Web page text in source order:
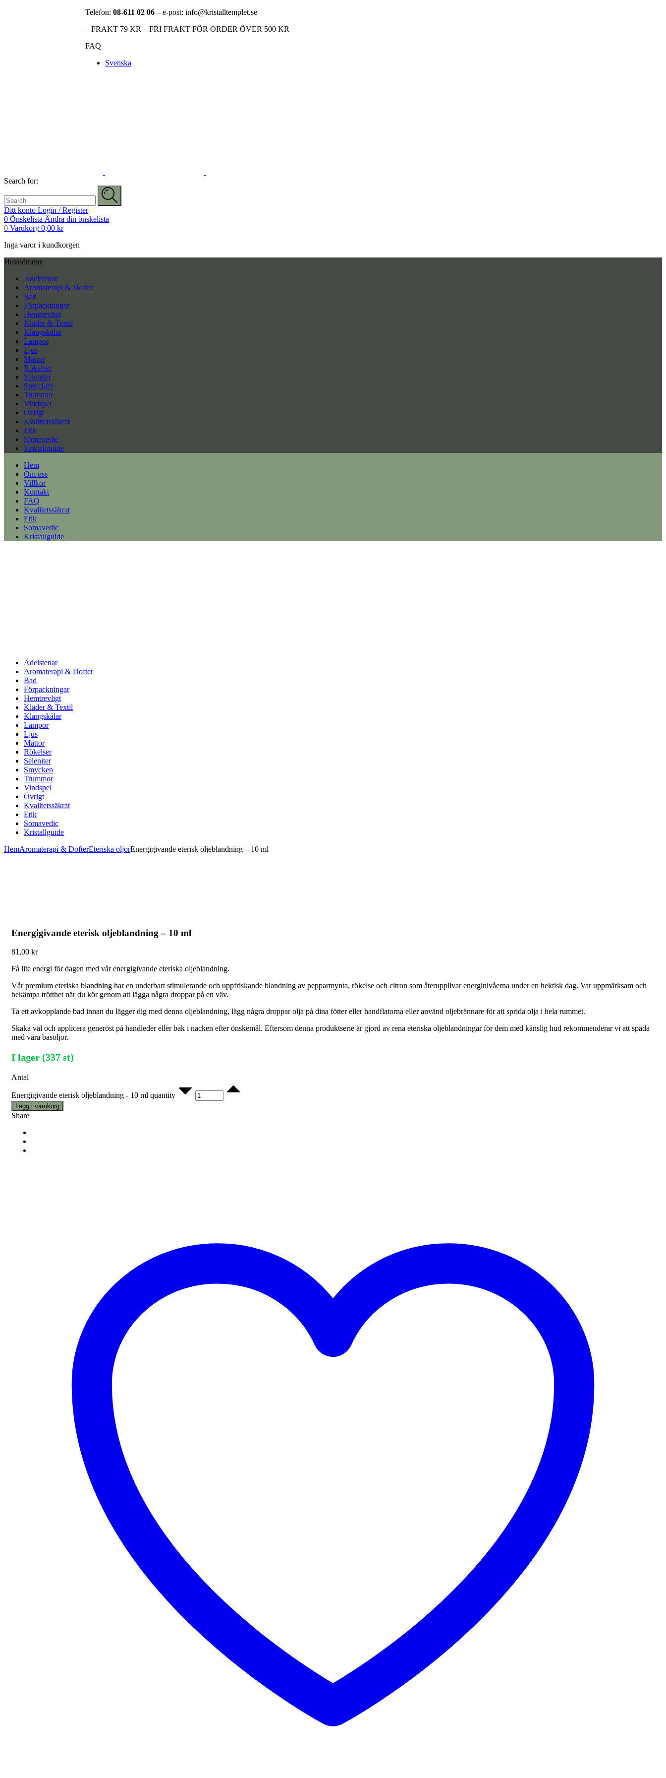
Telefon: 08-611 02 06 – e-post: info@kristalltemplet.se
– FRAKT 79 KR – FRI FRAKT FÖR ORDER ÖVER 500 KR –
FAQ
Svenska
Search for:
Ditt konto Login / Register
0 Önskelista Ändra din önskelista
0 Varukorg 0,00 kr
Inga varor i kundkorgen
Huvudmeny
Ädelstenar
Aromaterapi & Dofter
Bad
Förpackningar
Hemtrevligt
Kläder & Textil
Klangskålar
Lampor
Ljus
Mattor
Rökelser
Seleniter
Smycken
Trummor
Vindspel
Övrigt
Kvalitetssäkrat
Etik
Somavedic
Kristallguide
Hem
Om oss
Villkor
Kontakt
FAQ
Kvalitetssäkrat
Etik
Somavedic
Kristallguide
Ädelstenar
Aromaterapi & Dofter
Bad
Förpackningar
Hemtrevligt
Kläder & Textil
Klangskålar
Lampor
Ljus
Mattor
Rökelser
Seleniter
Smycken
Trummor
Vindspel
Övrigt
Kvalitetssäkrat
Etik
Somavedic
Kristallguide
HemAromaterapi & DofterEteriska oljorEnergigivande eterisk oljeblandning – 10 ml
Energigivande eterisk oljeblandning – 10 ml
81,00 kr
Få lite energi för dagen med vår energigivande eteriska oljeblandning.
Vår premium eteriska blandning har en underbart stimulerande och uppfriskande blandning av pepparmynta, rökelse och citron som återupplivar energinivåerna under en hektisk dag. Var uppmärksam och
bekämpa trötthet när du kör genom att lägga några droppar på en väv.
Ta ett avkopplande bad innan du lägger dig med denna oljeblandning, lägg några droppar olja på dina fötter eller handflatorna eller använd oljebrännare för att sprida olja i hela rummet.
Skaka väl och applicera generöst på handleder eller bak i nacken efter önskemål. Eftersom denna produktserie är gjord av rena eteriska oljeblandningar för dem med känslig hud rekommenderar vi att späda
med våra basoljor.
I lager (337 st)
Antal
Energigivande eterisk oljeblandning - 10 ml quantity
Lägg i varukorg
Share